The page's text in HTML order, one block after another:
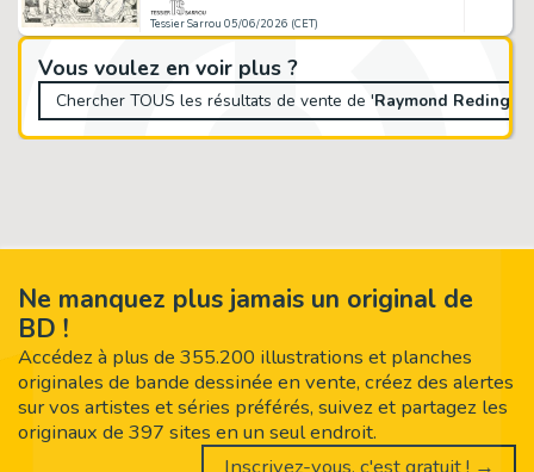
Vous voulez en voir plus ?
Chercher TOUS les résultats de vente de 'Raymond Reding
Tessier Sarrou 05/06/2026 (CET)
Ne manquez plus jamais un original de
BD !
Accédez à plus de 355.200 illustrations et planches
originales de bande dessinée en vente, créez des alertes
sur vos artistes et séries préférés, suivez et partagez les
originaux de 397 sites en un seul endroit.